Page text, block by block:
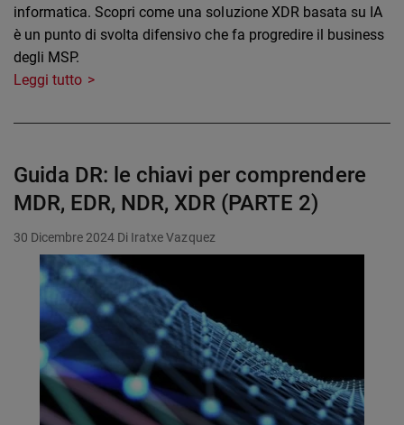
informatica. Scopri come una soluzione XDR basata su IA
è un punto di svolta difensivo che fa progredire il business
degli MSP.
Leggi tutto
Guida DR: le chiavi per comprendere
MDR, EDR, NDR, XDR (PARTE 2)
30 Dicembre 2024 Di Iratxe Vazquez